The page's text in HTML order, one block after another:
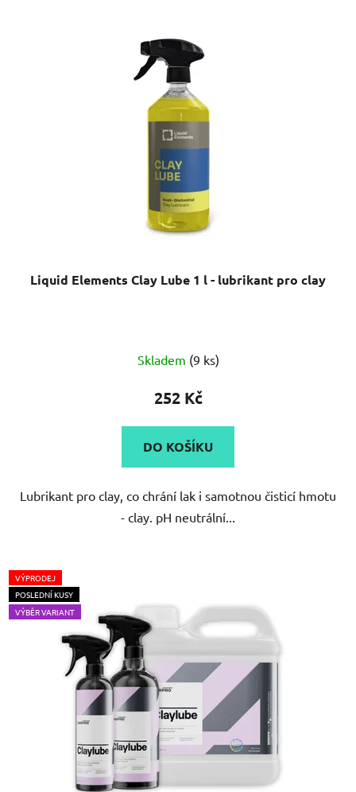
Liquid Elements Clay Lube 1 l - lubrikant pro clay
hodnocení
produktu
5,0
z
hvězdiček.
Skladem (9 ks)
252 Kč
DO KOŠÍKU
Lubrikant pro clay, co chrání lak i samotnou čisticí hmotu
- clay. pH neutrální...
VÝPRODEJ
POSLEDNÍ KUSY
VÝBĚR VARIANT